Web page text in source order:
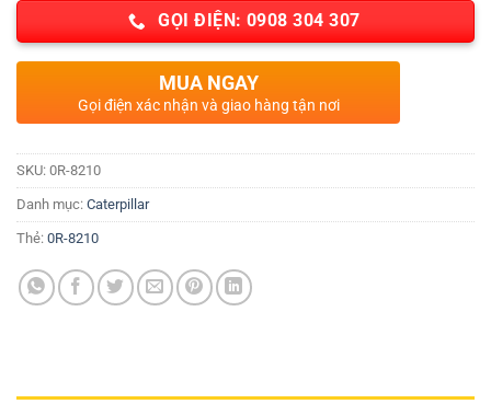
GỌI ĐIỆN: 0908 304 307
MUA NGAY
Gọi điện xác nhận và giao hàng tận nơi
SKU: 0R-8210
Danh mục: Caterpillar
Thẻ: 0R-8210